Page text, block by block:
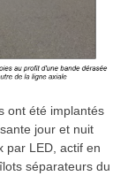
ont été implantés
jour et nuit
par LED, actif en
séparateurs du